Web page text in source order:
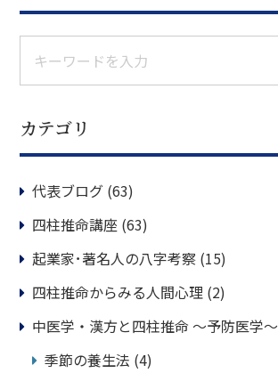
カテゴリ
代表ブログ (63)
四柱推命講座 (63)
起業家･著名人の八字考察 (15)
四柱推命からみる人間心理 (2)
中医学・漢方と四柱推命 ～予防医学～
季節の養生法 (4)